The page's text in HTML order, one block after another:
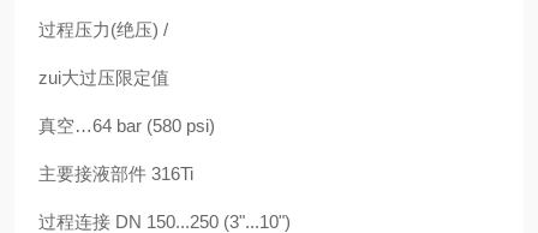
过程压力(绝压) /
zui大过压限定值
真空…64 bar (580 psi)
主要接液部件 316Ti
过程连接 DN 150...250 (3"...10")